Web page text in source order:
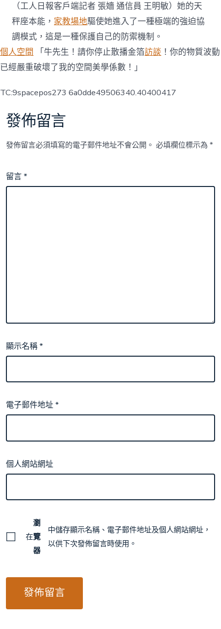
（工人日報客戶端記者 張嬙 通信員 王明敏）她的天
秤座本能， 家教場地驅使她進入了一種極端的強迫協
調模式，這是一種保護自己的防禦機制。
個人空間
「牛先生！請你停止散播金箔訪談 ！你的物質波動
已經嚴重破壞了我的空間美學係數！」
TC:9spacepos273 6a0dde49506340.40400417
發佈留言
發佈留言必須填寫的電子郵件地址不會公開。 必填欄位標示為*
留言*
顯示名稱*
電子郵件地址*
個人網站網址
在
瀏
覽
器
中儲存顯示名稱、電子郵件地址及個人網站網址，
以供下次發佈留言時使用。